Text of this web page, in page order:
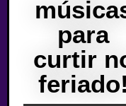
para
curtir
feriado!